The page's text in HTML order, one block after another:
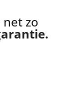
net zo